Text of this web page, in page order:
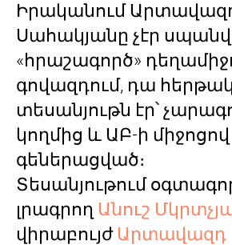
Իրականում
Սահակյանը չէր
«հրաշագործ»
գովազդում, դա
տեսանյութն էր՝
կողմից և ԱԲ-ի միջոցով
գեներացված։
Տեսանյութում
լրագրող Անուշ
վիրաբույժ Արտավազդ